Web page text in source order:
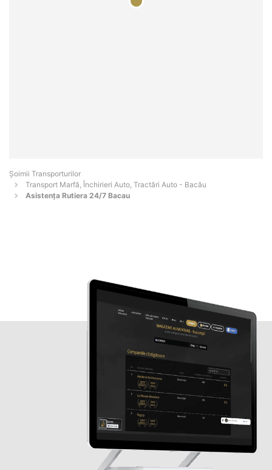
Șoimii Transporturilor
Transport Marfă, Închirieri Auto, Tractări Auto - Bacău
Asistența Rutiera 24/7 Bacau